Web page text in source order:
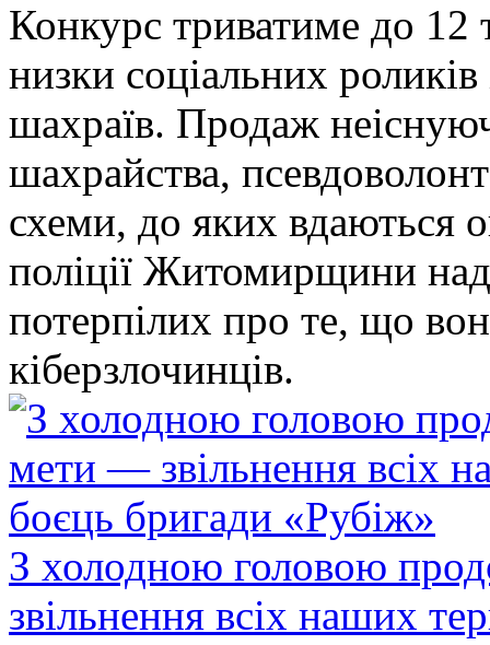
Конкурс триватиме до 12
низки соціальних
шахраїв. Продаж
шахрайства,
схеми, до яких
поліції Житомирщини
потерпілих про те, що
кіберзлочинців.
З холодною головою
звільнення всіх наших